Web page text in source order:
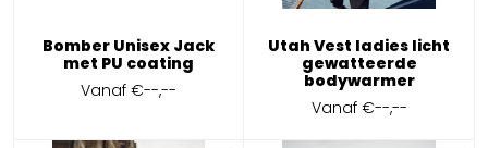
Bomber Unisex Jack
met PU coating
Vanaf€--,--
Utah Vest ladies licht
gewatteerde
bodywarmer
Vanaf €--,--